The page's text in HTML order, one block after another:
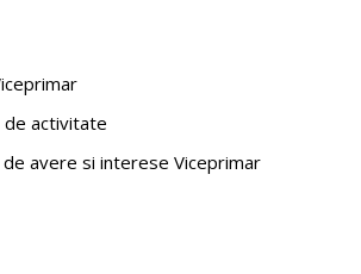
de activitate
de avere si interese Viceprimar